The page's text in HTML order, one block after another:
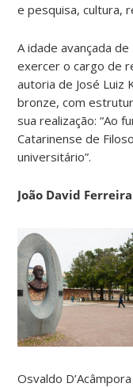
e pesquisa, cultura,
A idade avançada
exercer o cargo de
autoria de José Luiz
bronze, com
sua realização: “Ao
Catarinense de
universitário”.
João David
Osvaldo